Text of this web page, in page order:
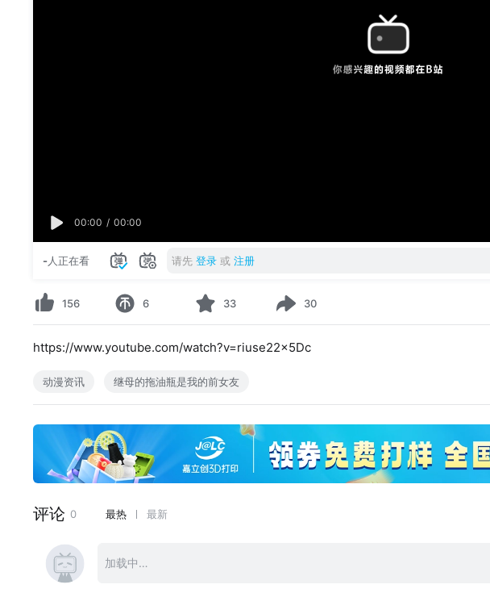
00:00 / 00:00
-人正在看 请先 登录 或 注册
156 6 33 30
https://www.youtube.com/watch?v=riuse22x5Dc
动漫资讯 继母的拖油瓶是我的前女友